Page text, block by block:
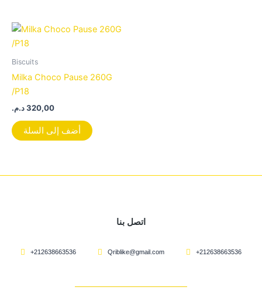
Biscuits
Milka Choco Pause 260G
/P18
320,00د.م.
أضف إلى السلة
اتصل بنا
+212638663536 Qriblike@gmail.com +212638663536